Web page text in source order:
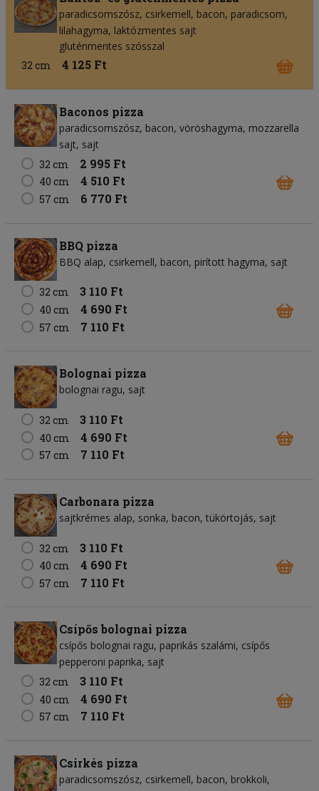
paradicsomszósz csirkemell bacon paradicsom
lilahagyma laktózmentes sajt
gluténmentes szósszal
32 cm
4 125 Ft
Baconos pizza
paradicsomszósz bacon vöröshagyma mozzarella
sajt sajt
32 cm
2 995 Ft
40 cm 4 510 Ft
57 cm 6 770 Ft
BBQ pizza
BBQ alap csirkemell bacon pirított hagyma sajt
32 cm 3 110 Ft
40 cm 4 690 Ft
57 cm 7 110 Ft
Bolognai pizza
bolognai ragu sajt
32 cm 3 110 Ft
40 cm 4 690 Ft
57 cm 7 110 Ft
Carbonara pizza
sajtkrémes alap sonka bacon tükörtojás sajt
32 cm 3 110 Ft
40 cm 4 690 Ft
57 cm 7 110 Ft
Csípős bolognai pizza
csípős bolognai ragu paprikás szalámi csípős
pepperoni paprika sajt
32 cm
3 110 Ft
40 cm 4 690 Ft
57 cm 7 110 Ft
Csirkés pizza
paradicsomszósz csirkemell bacon brokkoli